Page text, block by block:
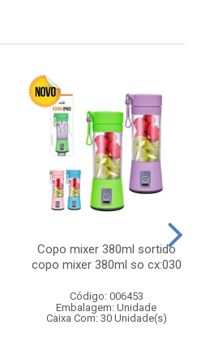
Copo mixer 380ml sortido
copo mixer 380ml so cx:030
Código: 006453
Embalagem: Unidade
Caixa Com: 30 Unidade(s)